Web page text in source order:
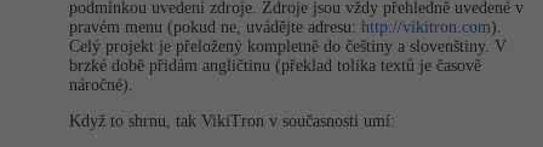
SEO specialista
Pro děti
Více
Fórum
podmínkou uvedení zdroje. Zdroje jsou vždy přehledně uvedené v
pravém menu (pokud ne, uvádějte adresu: http://vikitron.com).
Celý projekt je přeložený kompletně do češtiny a slovenštiny. V
brzké době přidám angličtinu (překlad tolika textů je časově
náročné).
Když to shrnu, tak VikiTron v současnosti umí: